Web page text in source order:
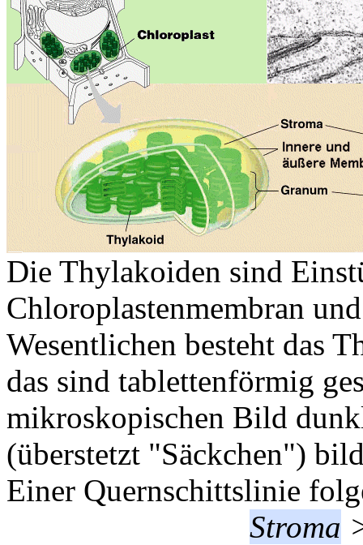
Die Thylakoiden sind
Chloroplastenmembran
Wesentlichen besteht das
das sind tablettenförmig
mikroskopischen Bild
(überstetzt "Säckchen")
Einer Quernschittslinie
Stroma